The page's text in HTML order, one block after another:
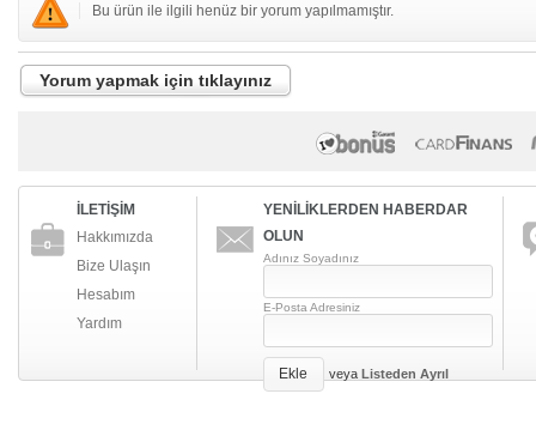
Bu ürün ile ilgili henüz bir yorum yapılmamıştır.
Yorum yapmak için tıklayınız
İLETİŞİM
Hakkımızda
Bize Ulaşın
Hesabım
Yardım
YENİLİKLERDEN HABERDAR
OLUN
Adınız Soyadınız
E-Posta Adresiniz
Ekle veya Listeden Ayrıl